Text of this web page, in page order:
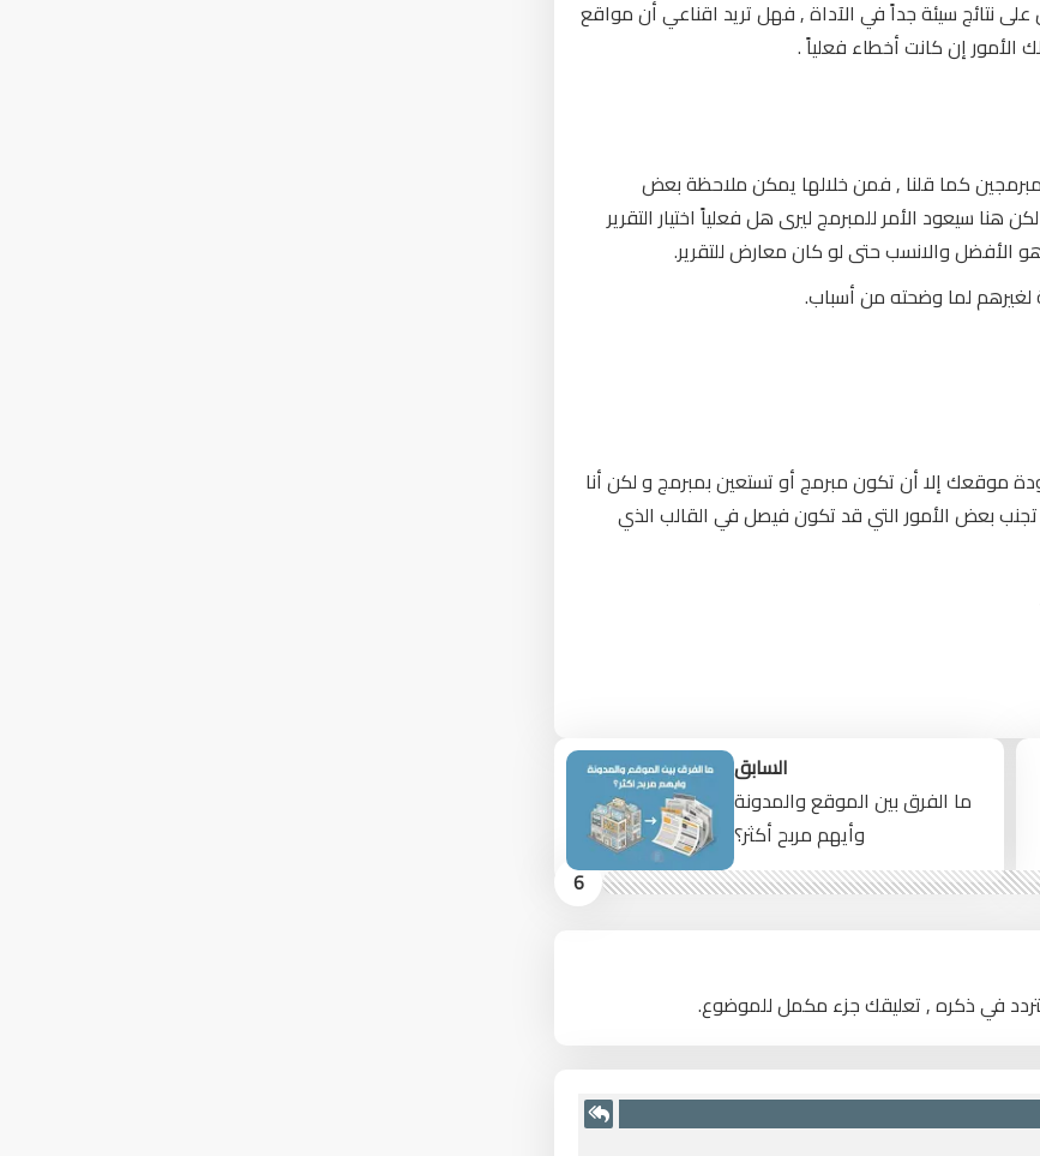
نتائج سيئة جداً في الآداة , فهل تريد اقناعي أن مواقع
الأمور إن كانت أخطاء فعلياً .
كما قلنا , فمن خلالها يمكن ملاحظة بعض
سيعود الأمر للمبرمج ليرى هل فعلياً اختيار التقرير
الأفضل والانسب حتى لو كان معارض للتقرير.
لما وضحته من أسباب.
إلا أن تكون مبرمج أو تستعين بمبرمج و لكن أنا
بعض الأمور التي قد تكون فيصل في القالب الذي
السابق
ما الفرق بين الموقع والمدونة
وأيهم مربح أكثر؟
6
في ذكره , تعليقك جزء مكمل للموضوع.